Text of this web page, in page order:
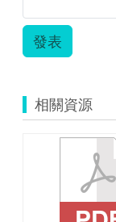
發表
相關資源